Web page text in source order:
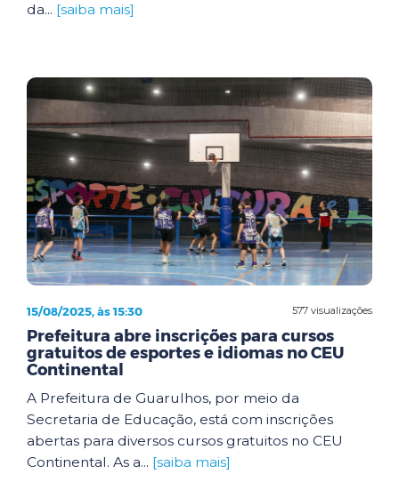
da... [saiba mais]
577 visualizações
15/08/2025, às 15:30
Prefeitura abre inscrições para cursos
gratuitos de esportes e idiomas no CEU
Continental
A Prefeitura de Guarulhos, por meio da
Secretaria de Educação, está com inscrições
abertas para diversos cursos gratuitos no CEU
Continental. As a... [saiba mais]